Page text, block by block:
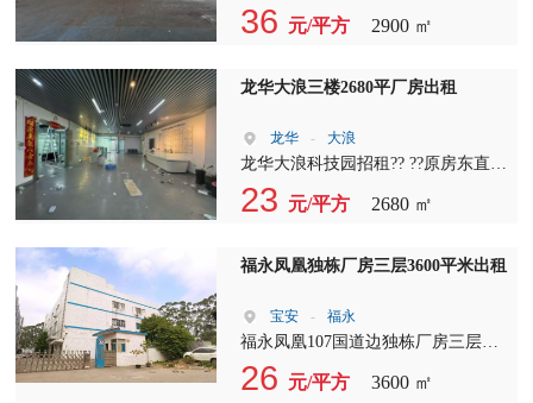
平，报价35元，高15米，实际面积出
租，主干道上，适合仓库
36 元/平方 2900 ㎡
龙华大浪三楼2680平厂房出租
龙华 - 大浪
龙华大浪科技园招租?? ??原房东直租
三楼整层2680㎡ 精装办公室+大气前
台+车间+仓库 2吨货梯×2｜独立洗手
贸易/电子优选 一手业主，价格好
23 元/平方 2680 ㎡
福永凤凰独栋厂房三层3600平米出租
宝安 - 福永
福永凤凰107国道边独栋厂房三层
3600平米出租 无公摊面积、实际面
积出租欢迎联系
26 元/平方 3600 ㎡